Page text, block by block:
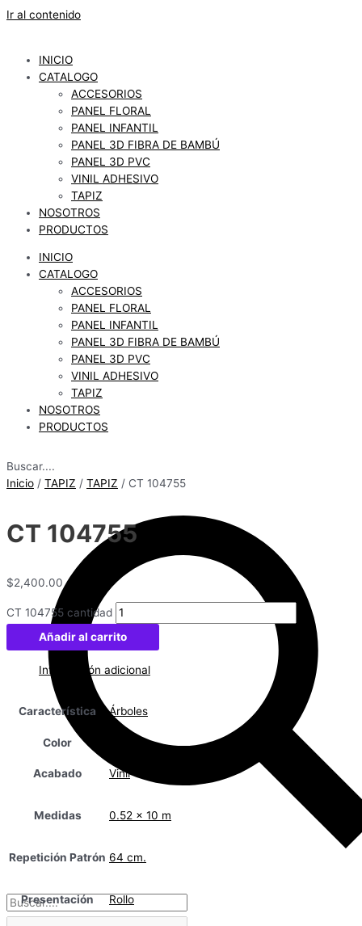
Ir al contenido
INICIO
CATALOGO
ACCESORIOS
PANEL FLORAL
PANEL INFANTIL
PANEL 3D FIBRA DE BAMBÚ
PANEL 3D PVC
VINIL ADHESIVO
TAPIZ
NOSOTROS
PRODUCTOS
INICIO
CATALOGO
ACCESORIOS
PANEL FLORAL
PANEL INFANTIL
PANEL 3D FIBRA DE BAMBÚ
PANEL 3D PVC
VINIL ADHESIVO
TAPIZ
NOSOTROS
PRODUCTOS
Buscar....
Inicio / TAPIZ / TAPIZ / CT 104755
CT 104755
$2,400.00
CT 104755 cantidad
Añadir al carrito
Información adicional
Característica Árboles
Color
Acabado Vinil
Medidas 0.52 x 10 m
Repetición Patrón 64 cm.
Presentación Rollo